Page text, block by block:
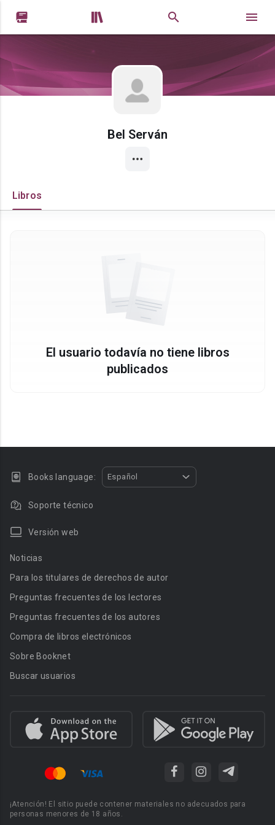
 
Bel Serván
Libros
El usuario todavía no tiene libros
publicados
Books language: Español
Soporte técnico
Versión web
Noticias
Para los titulares de derechos de autor
Preguntas frecuentes de los lectores
Preguntas frecuentes de los autores
Compra de libros electrónicos
Sobre Booknet
Buscar usuarios
¡Atención! El sitio puede contener materiales no adecuados para
personas menores de 18 años.